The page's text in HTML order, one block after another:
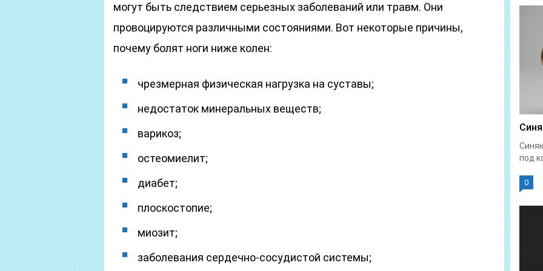
могут быть следствием серьезных заболеваний или травм. Они
провоцируются различными состояниями. Вот некоторые причины,
почему болят ноги ниже колен:
чрезмерная физическая нагрузка на суставы;
недостаток минеральных веществ;
варикоз;
остеомиелит;
диабет;
плоскостопие;
миозит;
заболевания сердечно-сосудистой системы;
под
0